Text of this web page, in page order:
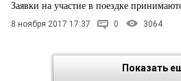
Заявки на участие в поездке
8 ноября 2017 17:37 0 3064
Показать